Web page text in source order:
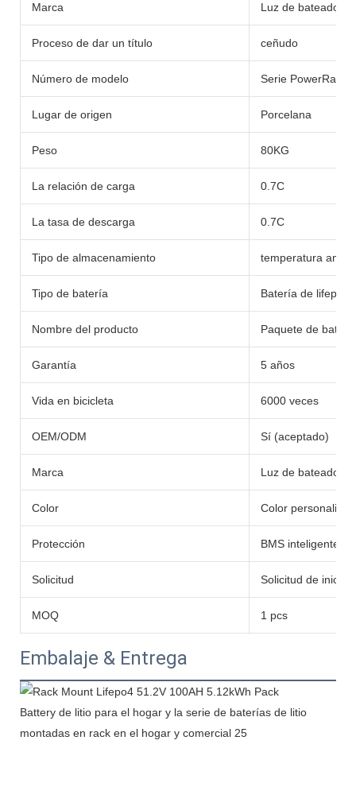
Marca Luz de bateador
Proceso de dar un título ceñudo
Número de modelo Serie PowerRack
Lugar de origen Porcelana
Peso 80KG
La relación de carga 0.7C
La tasa de descarga 0.7C
Tipo de almacenamiento temperatura
Tipo de batería Batería de lifepo4/
Nombre del producto Paquete de
Garantía 5 años
Vida en bicicleta 6000 veces
OEM/ODM Sí (aceptado)
Marca Luz de bateador
Color Color
Protección BMS inteligente
Solicitud Solicitud de inicio
MOQ 1 pcs
Embalaje & Entrega